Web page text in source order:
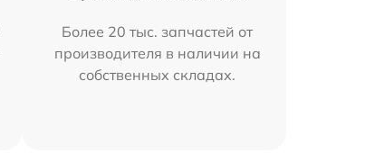
Более 20 тыс. запчастей от
производителя в наличии на
собственных складах.